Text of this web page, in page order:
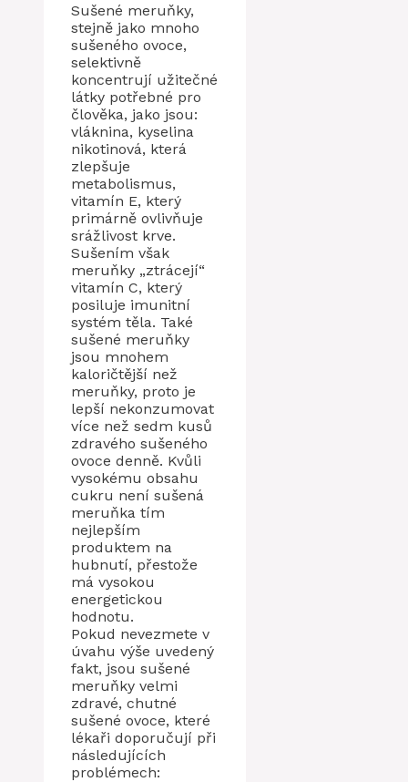
Sušené meruňky,
stejně jako mnoho
sušeného ovoce,
selektivně
koncentrují užitečné
látky potřebné pro
člověka, jako jsou:
vláknina, kyselina
nikotinová, která
zlepšuje
metabolismus,
vitamín E, který
primárně ovlivňuje
srážlivost krve.
Sušením však
meruňky „ztrácejí“
vitamín C, který
posiluje imunitní
systém těla. Také
sušené meruňky
jsou mnohem
kaloričtější než
meruňky, proto je
lepší nekonzumovat
více než sedm kusů
zdravého sušeného
ovoce denně. Kvůli
vysokému obsahu
cukru není sušená
meruňka tím
nejlepším
produktem na
hubnutí, přestože
má vysokou
energetickou
hodnotu.
Pokud nevezmete v
úvahu výše uvedený
fakt, jsou sušené
meruňky velmi
zdravé, chutné
sušené ovoce, které
lékaři doporučují při
následujících
problémech: